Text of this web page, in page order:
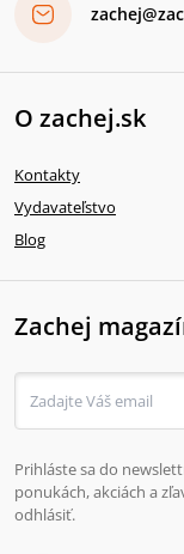
O zachej.sk
Kontakty
Vydavateľstvo
Blog
Zachej
Prihláste sa do
ponukách, akciách a
odhlásiť.